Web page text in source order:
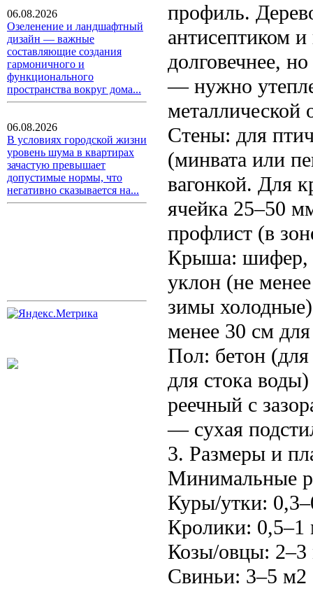
06.08.2026
Озеленение и ландшафтный
дизайн — важные
составляющие создания
гармоничного и
функционального
пространства вокруг дома...
06.08.2026
В условиях городской жизни
уровень шума в квартирах
зачастую превышает
допустимые нормы, что
негативно сказывается на...
профиль.
антисептиком
долговечнее,
— нужно
металлической
Стены: для
(минвата или
вагонкой. Для
ячейка 25–50
профлист (в
Крыша: шифер,
уклон (не
зимы
менее 30 см
Пол: бетон
для стока
реечный с
— сухая
3. Размеры и
Минимальные
Куры/утки:
Кролики: 0,5–1
Козы/овцы: 2–3
Свиньи: 3–5 м2